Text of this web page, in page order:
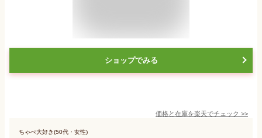
ショップでみる
価格と在庫を楽天でチェック >>
ちゃぺ大好き(50代・女性)